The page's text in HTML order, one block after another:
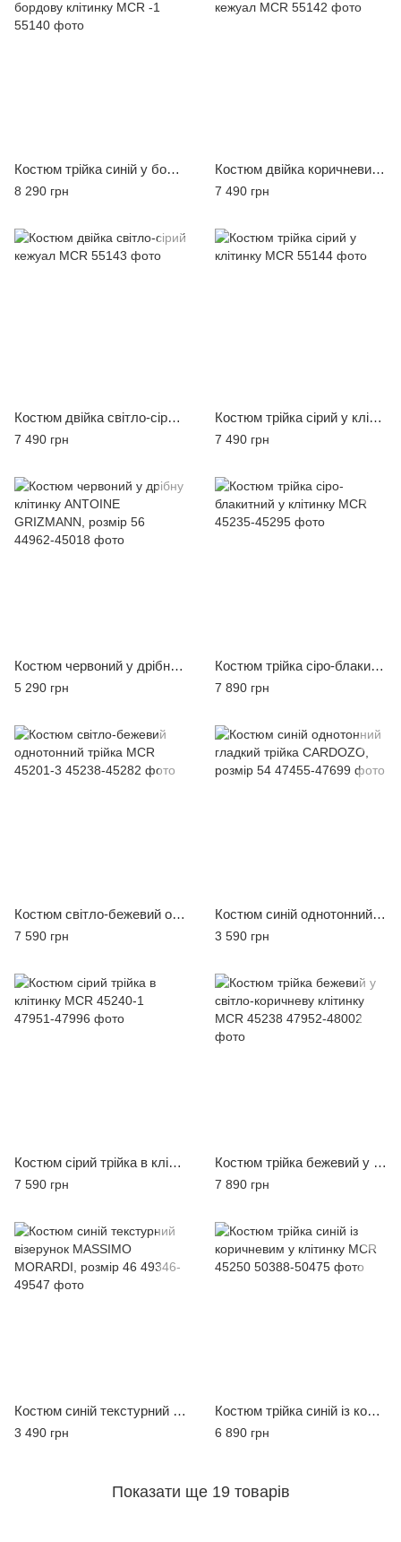
Костюм трійка синій у бордову клітинку MCR -1
8 290 грн
Костюм двійка коричневий кежуал MCR
7 490 грн
Костюм двійка світло-сірий кежуал MCR
7 490 грн
Костюм трійка сірий у клітинку MCR
7 490 грн
Костюм червоний у дрібну клітинку ANTOINE GRIZMANN, розмір 56
5 290 грн
Костюм трійка сіро-блакитний у клітинку MCR
7 890 грн
Костюм світло-бежевий однотонний трійка MCR 45201-3
7 590 грн
Костюм синій однотонний гладкий трійка CARDOZO, розмір 54
3 590 грн
Костюм сірий трійка в клітинку MCR 45240-1
7 590 грн
Костюм трійка бежевий у світло-коричневу клітинку MCR 45238
7 890 грн
Костюм синій текстурний візерунок MASSIMO MORARDI, розмір 46
3 490 грн
Костюм трійка синій із коричневим у клітинку MCR 45250
6 890 грн
Показати ще 19 товарів